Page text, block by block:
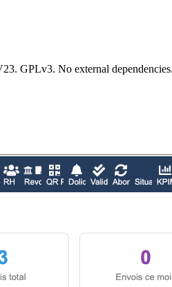
GPLv3. No external